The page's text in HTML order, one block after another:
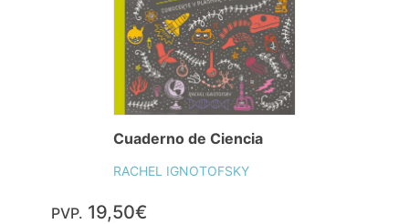
Cuaderno de Ciencia
RACHEL IGNOTOFSKY
PVP. 19,50€